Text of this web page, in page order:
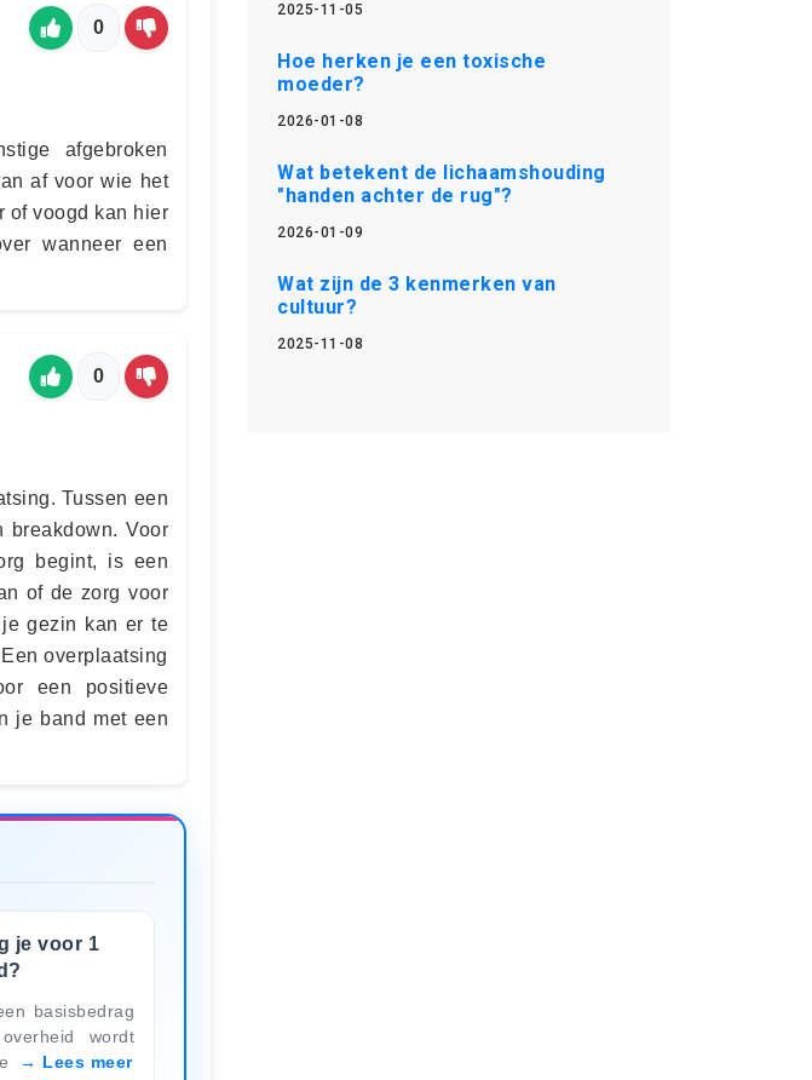
0
afgebroken
af voor wie het
of voogd kan hier
wanneer een
0
Tussen een
Voor
begint, is een
of de zorg voor
gezin kan er te
overplaatsing
een positieve
je band met een
je voor 1
basisbedrag
wordt
Lees meer
2025-11-05
Hoe herken je een toxische
moeder?
2026-01-08
Wat betekent de lichaamshouding
"handen achter de rug"?
2026-01-09
Wat zijn de 3 kenmerken van
cultuur?
2025-11-08